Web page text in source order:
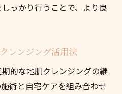
っかり行うことで、より良
レンジング活用法
的な地肌クレンジングの継
術と自宅ケアを組み合わせ